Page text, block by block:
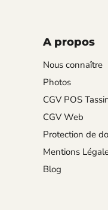
A propos
Nous connaître
Photos
CGV POS
CGV Web
Protection de
Mentions
Blog